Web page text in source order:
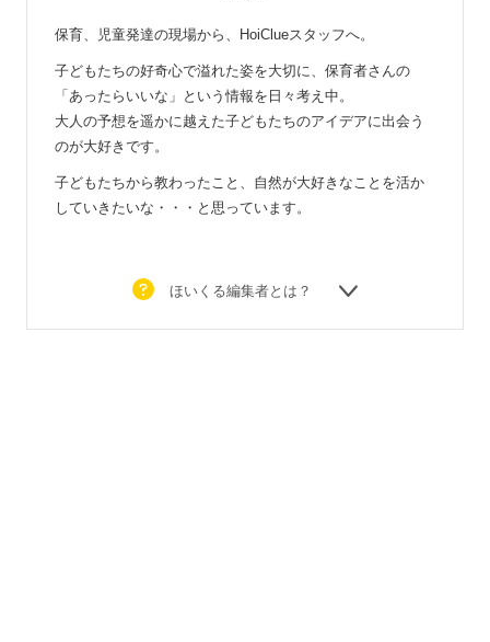
保育、児童発達の現場から、HoiClueスタッフへ。
子どもたちの好奇心で溢れた姿を大切に、保育者さんの
「あったらいいな」という情報を日々考え中。
大人の予想を遥かに越えた子どもたちのアイデアに出会う
のが大好きです。
子どもたちから教わったこと、自然が大好きなことを活か
していきたいな・・・と思っています。
ほいくる編集者とは？